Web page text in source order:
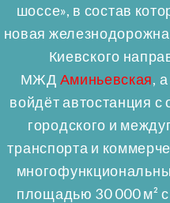
шоссе», в состав
новая
Киевского
МЖД Аминьевская,
войдёт автостанция с
городского и
транспорта и
площадью 30 000 м²